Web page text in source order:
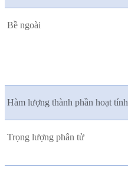
Bề ngoài
Hàm lượng thành phần hoạt tính
Trọng lượng phân tử